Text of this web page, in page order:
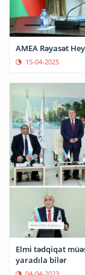
AMEA Rəyasət
15-04-2025
Elmi tədqiqat
yaradıla bilər